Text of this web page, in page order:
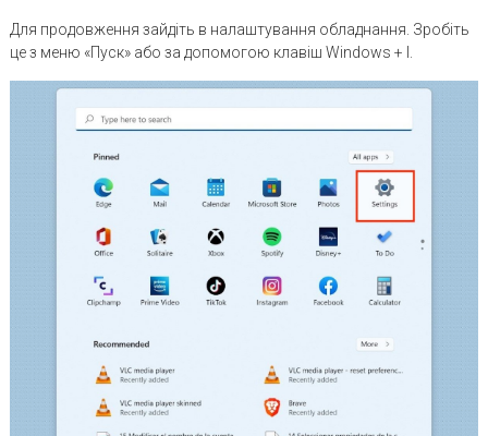
Для продовження зайдіть в налаштування обладнання. Зробіть
це з меню «Пуск» або за допомогою клавіш Windows + I.